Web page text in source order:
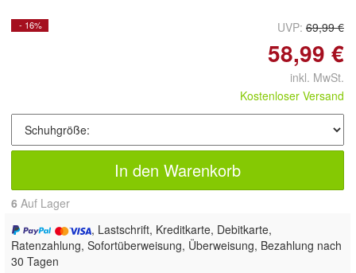
- 16% UVP: 69,99 €
58,99 €
inkl. MwSt.
Kostenloser Versand
In den Warenkorb
6 Auf Lager
, Lastschrift, Kreditkarte, Debitkarte,
Ratenzahlung, Sofortüberweisung, Überweisung, Bezahlung nach
30 Tagen